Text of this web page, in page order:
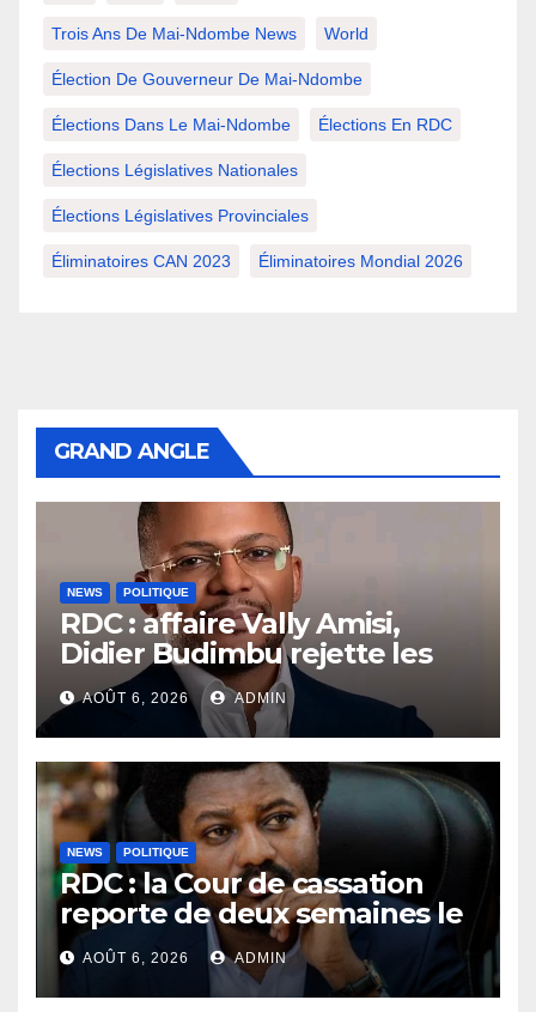
Trois Ans De Mai-Ndombe News World
Élection De Gouverneur De Mai-Ndombe
Élections Dans Le Mai-Ndombe Élections En RDC
Élections Législatives Nationales
Élections Législatives Provinciales
Éliminatoires CAN 2023 Éliminatoires Mondial 2026
GRAND ANGLE
NEWS POLITIQUE
RDC : affaire Vally Amisi,
Didier Budimbu rejette les
accusations et appelle à
laisser la justice établir la
vérité
AOÛT 6, 2026 ADMIN
NEWS POLITIQUE
RDC : la Cour de cassation
reporte de deux semaines le
procès Frivao
AOÛT 6, 2026 ADMIN